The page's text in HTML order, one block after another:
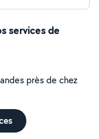
services de
près de chez